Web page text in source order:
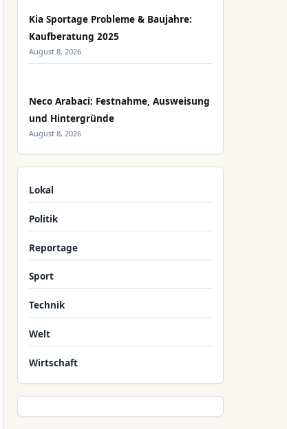
Kia Sportage Probleme & Baujahre:
Kaufberatung 2025
August 8, 2026
Neco Arabaci: Festnahme, Ausweisung
und Hintergründe
August 8, 2026
Lokal
Politik
Reportage
Sport
Technik
Welt
Wirtschaft